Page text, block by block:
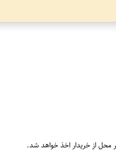
محل از خریدار اخذ خواهد شد.